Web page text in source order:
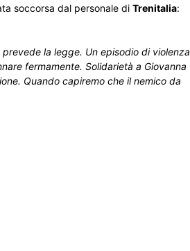
soccorsa dal personale di Trenitalia:
la legge. Un episodio di violenza
fermamente. Solidarietà a Giovanna
Quando capiremo che il nemico da